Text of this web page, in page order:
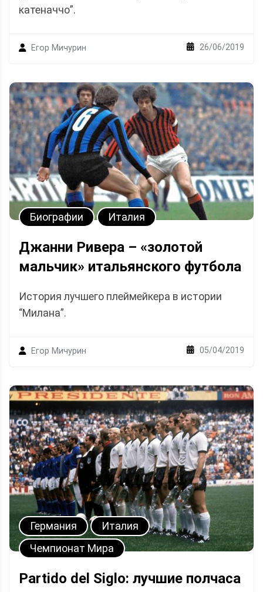
катеначчо”.
Егор Мичурин 26/06/2019
Биографии Италия
Джанни Ривера – «золотой
мальчик» итальянского футбола
История лучшего плеймейкера в истории
“Милана”.
Егор Мичурин 05/04/2019
Германия
Италия
Чемпионат Мира
Partido del Siglo: лучшие полчаса